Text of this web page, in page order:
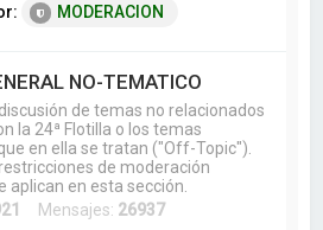
MODERACION
NO-TEMATICO
de temas no relacionados
la 24ª Flotilla o los temas
en ella se tratan ("Off-Topic").
de moderación
aplican en esta sección.
Mensajes: 26937